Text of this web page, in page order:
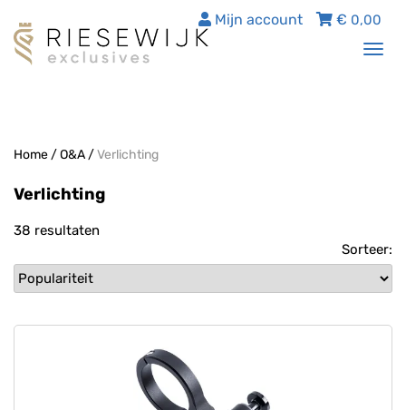
€ 0,00
Mijn account
Home/O&A/Verlichting
Verlichting
38 resultaten
Sorteer: